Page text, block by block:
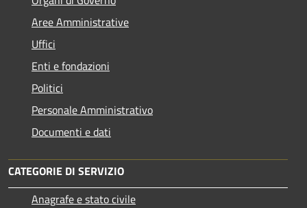
Aree Amministrative
Uffici
Enti e fondazioni
Politici
Personale Amministrativo
Documenti e dati
CATEGORIE DI SERVIZIO
Anagrafe e stato civile